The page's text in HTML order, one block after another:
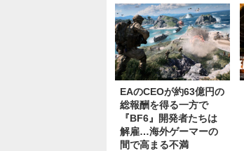
EAのCEOが約63億円の
総報酬を得る一方で
『BF6』開発者たちは
解雇…海外ゲーマーの
間で高まる不満